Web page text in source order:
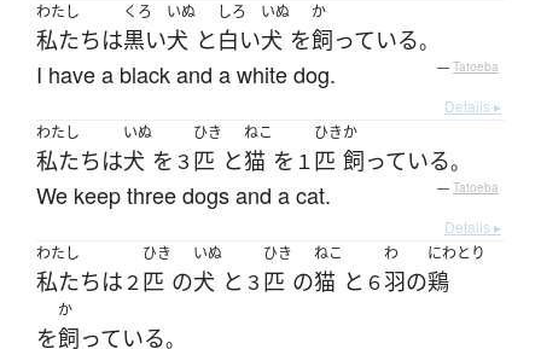
わたし
私たちは
くろ
黒い
いぬ
犬 と
しろ
白い
いぬ
犬 を
か
飼っている。
I have a black and a white dog. — Tatoeba
Details ▸
わたし
私たちは
いぬ
犬 を ３
ひき
匹 と
ねこ
猫 を １
ひき
匹
か
飼っている。
We keep three dogs and a cat. — Tatoeba
Details ▸
わたし
私たちは２
ひき
匹 の
いぬ
犬 と ３
ひき
匹 の
ねこ
猫 と ６
わ
羽の
にわとり
鶏
を
か
飼っている。